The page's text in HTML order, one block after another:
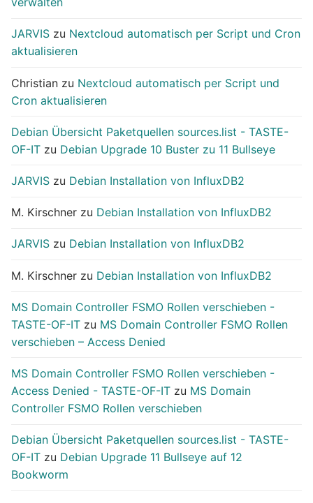
JARVIS zu Nextcloud automatisch per Script und Cron
aktualisieren
Christian zu Nextcloud automatisch per Script und
Cron aktualisieren
Debian Übersicht Paketquellen sources.list - TASTE-
OF-IT zu Debian Upgrade 10 Buster zu 11 Bullseye
JARVIS zu Debian Installation von InfluxDB2
M. Kirschner zu Debian Installation von InfluxDB2
JARVIS zu Debian Installation von InfluxDB2
M. Kirschner zu Debian Installation von InfluxDB2
MS Domain Controller FSMO Rollen verschieben -
TASTE-OF-IT zu MS Domain Controller FSMO Rollen
verschieben – Access Denied
MS Domain Controller FSMO Rollen verschieben -
Access Denied - TASTE-OF-IT zu MS Domain
Controller FSMO Rollen verschieben
Debian Übersicht Paketquellen sources.list - TASTE-
OF-IT zu Debian Upgrade 11 Bullseye auf 12
Bookworm